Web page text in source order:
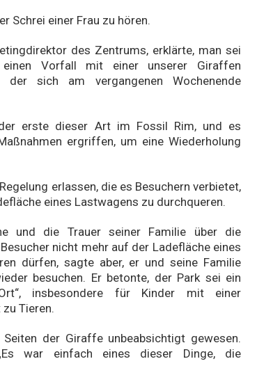
Schrei einer Frau zu hören.
des Zentrums, erklärte, man sei
Vorfall mit einer unserer Giraffen
der sich am vergangenen Wochenende
erste dieser Art im Fossil Rim, und es
ergriffen, um eine Wiederholung
erlassen, die es Besuchern verbietet,
eines Lastwagens zu durchqueren.
und die Trauer seiner Familie über die
nicht mehr auf der Ladefläche eines
dürfen, sagte aber, er und seine Familie
besuchen. Er betonte, der Park sei ein
Ort“, insbesondere für Kinder mit einer
Tieren.
der Giraffe unbeabsichtigt gewesen.
war einfach eines dieser Dinge, die